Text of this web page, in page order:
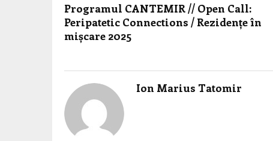
Programul CANTEMIR // Open Call:
Peripatetic Connections / Rezidențe în
mișcare 2025
Ion Marius Tatomir